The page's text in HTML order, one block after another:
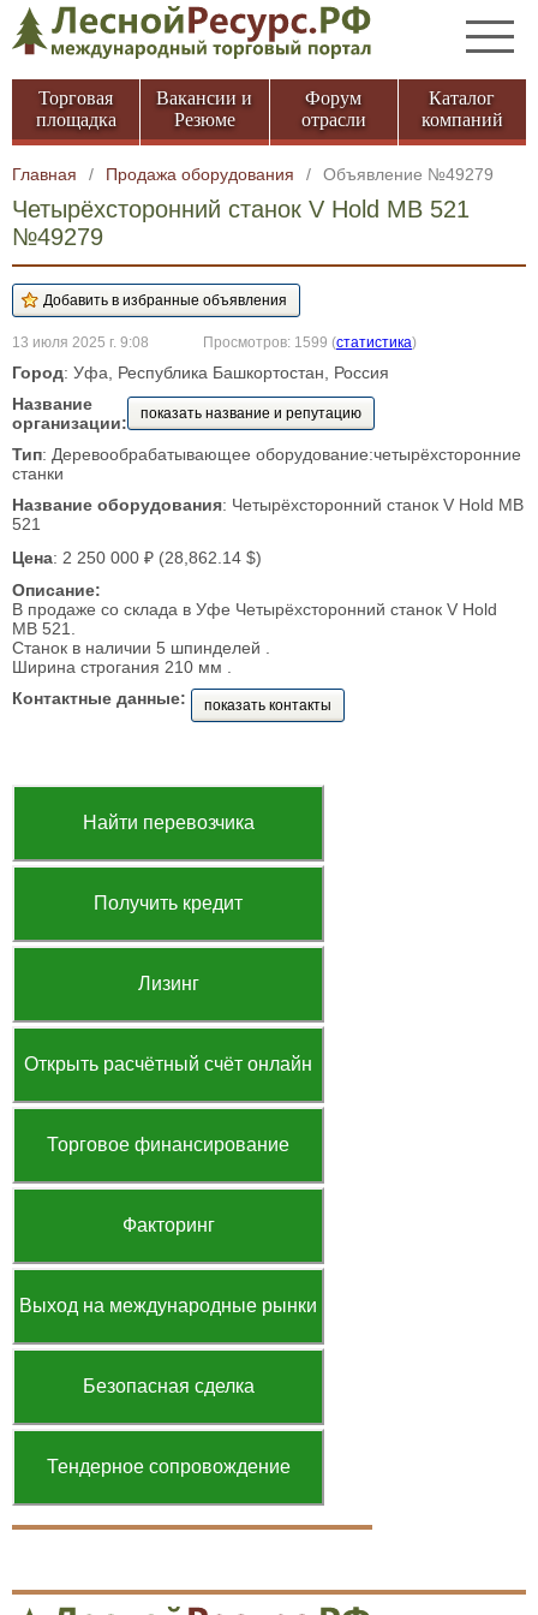
Торговая
площадка
Вакансии и
Резюме
Форум
отрасли
Каталог
компаний
Главная / Продажа оборудования / Объявление №49279
Четырёхсторонний станок V Hold MB 521
№49279
13 июля 2025 г. 9:08 Просмотров: 1599 (статистика)
Город: Уфа, Республика Башкортостан, Россия
Название
организации:
показать название и репутацию
Тип: Деревообрабатывающее оборудование:четырёхсторонние
станки
Название оборудования: Четырёхсторонний станок V Hold MB
521
Цена: 2 250 000 ₽ (28,862.14 $)
Описание:
В продаже со склада в Уфе Четырёхсторонний станок V Hold
MB 521.
Станок в наличии 5 шпинделей .
Ширина строгания 210 мм .
Контактные данные:
показать контакты
Найти перевозчика
Получить кредит
Лизинг
Открыть расчётный счёт онлайн
Торговое финансирование
Факторинг
Выход на международные рынки
Безопасная сделка
Тендерное сопровождение